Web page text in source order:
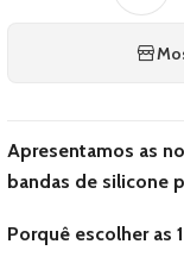
Apresentamos as
bandas de silicone
Porquê escolher as